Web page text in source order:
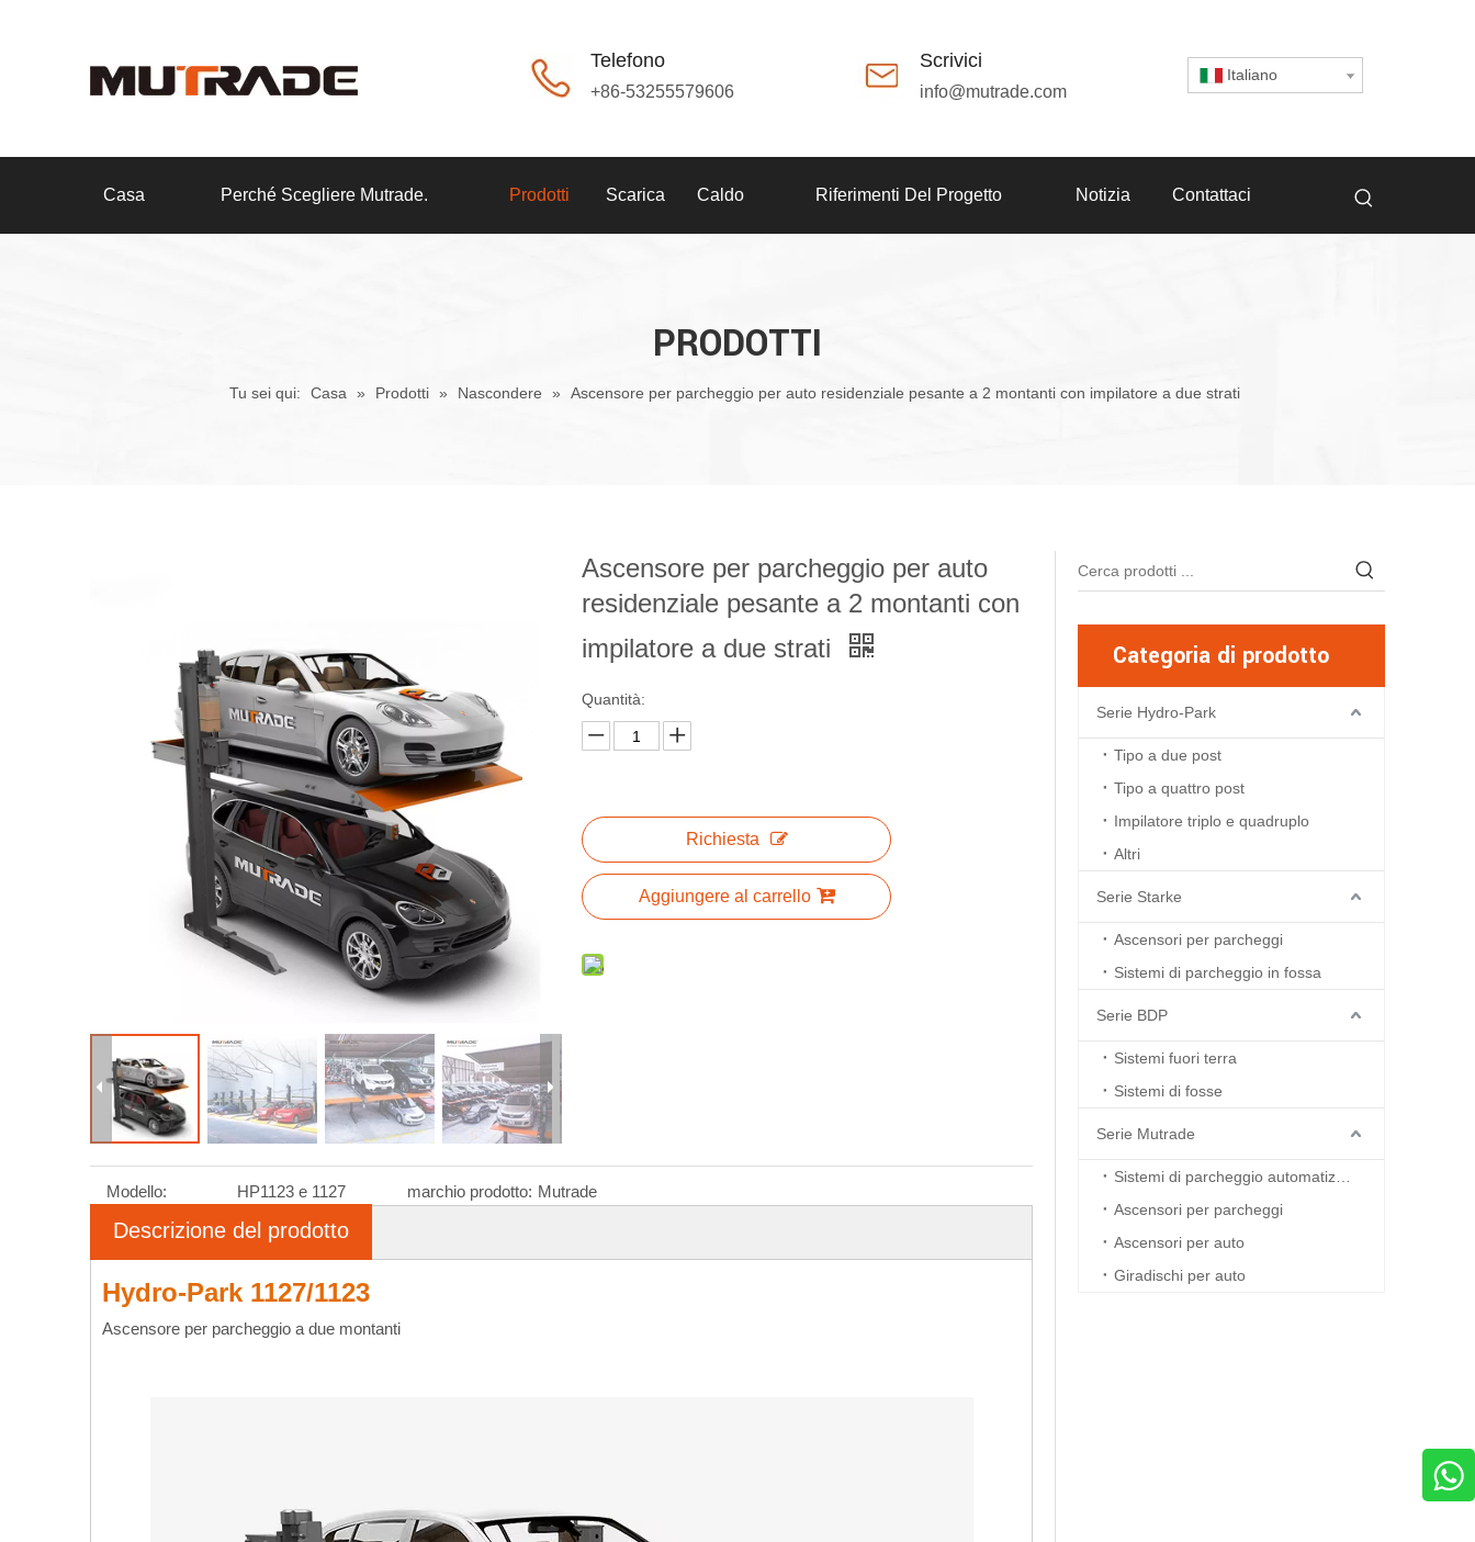
Telefono
+86-53255579606
Scrivici
info@mutrade.com
Italiano
Casa Perché Scegliere Mutrade. Prodotti Scarica Caldo Riferimenti Del Progetto Notizia Contattaci
PRODOTTI
Tu sei qui: Casa » Prodotti » Nascondere » Ascensore per parcheggio per auto residenziale pesante a 2 montanti con impilatore a due strati
Ascensore per parcheggio per auto
residenziale pesante a 2 montanti con
impilatore a due strati
Quantità:
Richiesta
Aggiungere al carrello
Modello: HP1123 e 1127 marchio prodotto: Mutrade
Descrizione del prodotto
Hydro-Park 1127/1123
Ascensore per parcheggio a due montanti
Categoria di prodotto
Serie Hydro-Park
Tipo a due post
Tipo a quattro post
Impilatore triplo e quadruplo
Altri
Serie Starke
Ascensori per parcheggi
Sistemi di parcheggio in fossa
Serie BDP
Sistemi fuori terra
Sistemi di fosse
Serie Mutrade
Ascensori per parcheggi
Ascensori per auto
Giradischi per auto